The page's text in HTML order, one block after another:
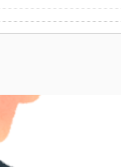
チラ → ………
ゃいけないんだ...